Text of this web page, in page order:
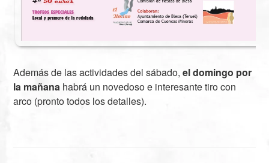
Además de las actividades del sábado,el domingo por
la mañana habrá un novedoso e interesante tiro con
arco (pronto todos los detalles).